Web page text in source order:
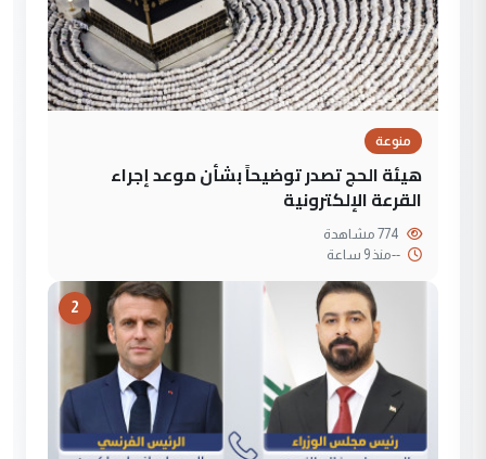
منوعة
هيئة الحج تصدر توضيحاً بشأن موعد إجراء
القرعة الإلكترونية
--منذ 9 ساعة
2